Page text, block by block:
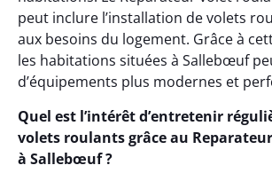
peut inclure l’installation de volets
aux besoins du logement. Grâce à
les habitations situées à Sallebœuf
d’équipements plus modernes et
Quel est l’intérêt d’entretenir
volets roulants grâce au
à Sallebœuf ?